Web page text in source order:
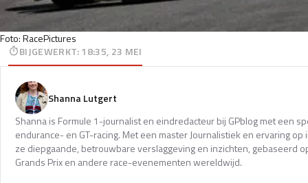
Foto: RacePictures
BIJGEWERKT:18:35, 23 MEI
Shanna Lutgert
Shanna is Formule 1-journalist en eindredacteur bij GPblog met een
endurance- en GT-racing. Met een master Journalistiek en ervaring
ze diepgaande, betrouwbare verslaggeving en inzichten, gebaseerd
Grands Prix en andere race-evenementen wereldwijd.